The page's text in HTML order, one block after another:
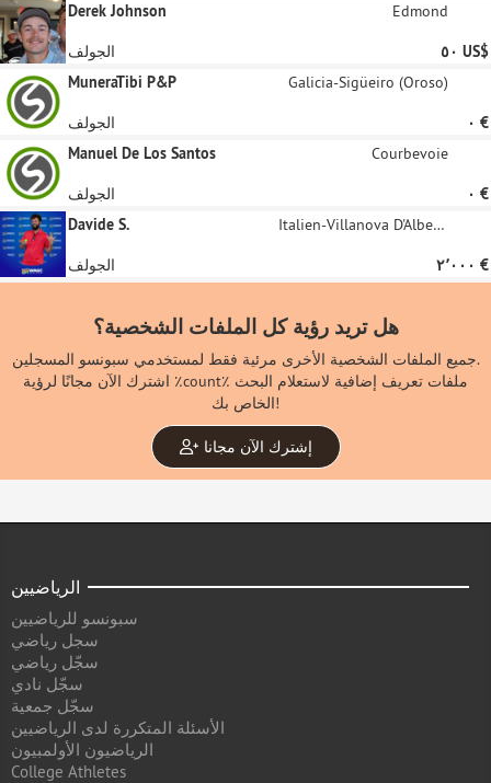
Derek Johnson
Edmond
الجولف
‏٥٠ US$
MuneraTibi P&P
Galicia-Sigüeiro (Oroso)
الجولف
‏٠ €
Manuel De Los Santos
Courbevoie
الجولف
‏٠ €
Davide S.
Italien-Villanova D'Albenga
الجولف ‏٢٬٠٠٠ €
هل تريد رؤية كل الملفات الشخصية؟
جميع الملفات الشخصية الأخرى مرئية فقط لمستخدمي سبونسو المسجلين.
اشترك الآن مجانًا لرؤية ٪count٪ ملفات تعريف إضافية لاستعلام البحث
الخاص بك!
إشترك الآن مجانا
الرياضيين
سبونسو للرياضيين
سجل رياضي
سجّل رياضي
سجّل نادي
سجّل جمعية
الأسئلة المتكررة لدى الرياضيين
الرياضيون الأولمبيون
College Athletes